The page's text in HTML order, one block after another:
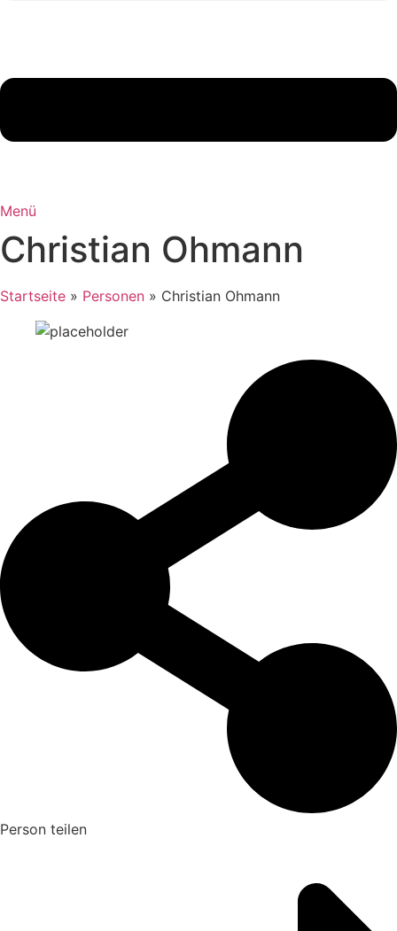
Menü
Christian Ohmann
Startseite » Personen » Christian Ohmann
Person teilen